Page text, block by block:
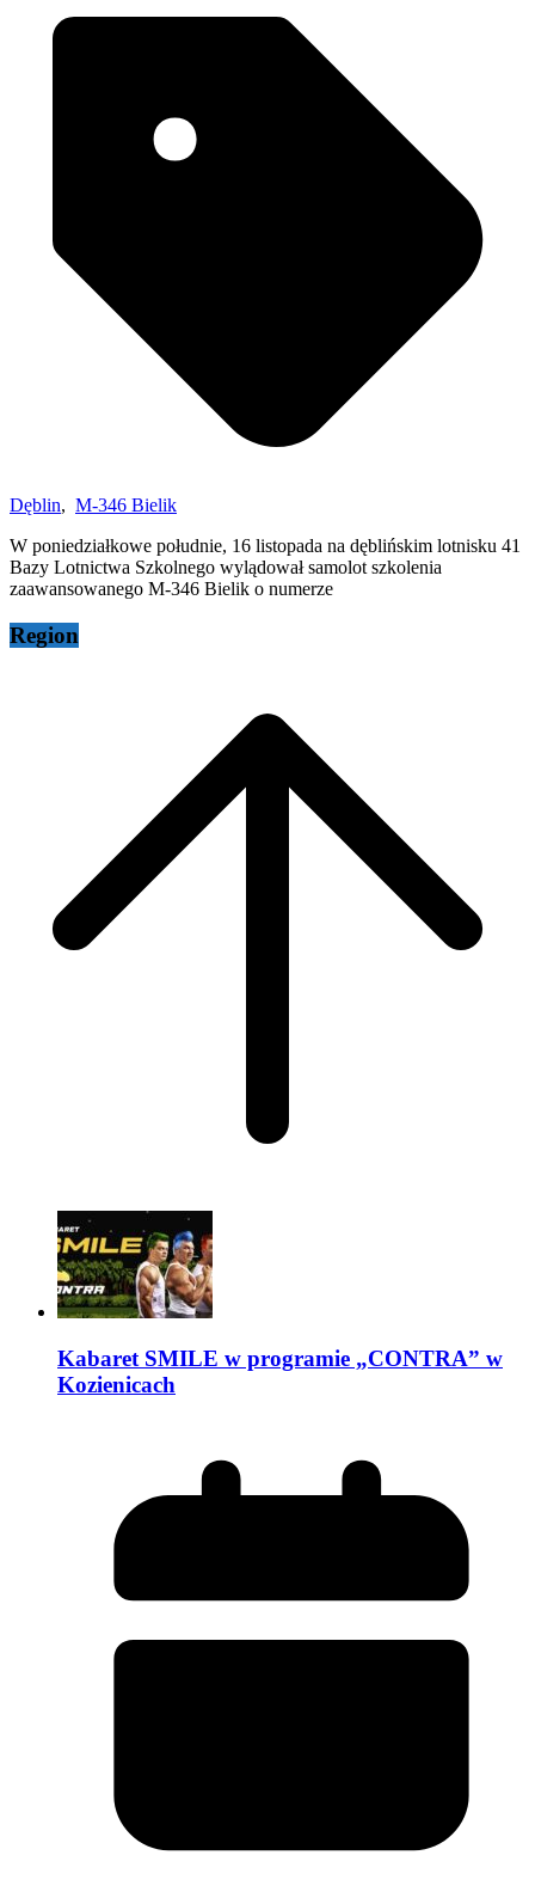
Dęblin, M-346 Bielik
W poniedziałkowe południe, 16 listopada na dęblińskim lotnisku 41
Bazy Lotnictwa Szkolnego wylądował samolot szkolenia
zaawansowanego M-346 Bielik o numerze
Region
Kabaret SMILE w programie „CONTRA” w
Kozienicach